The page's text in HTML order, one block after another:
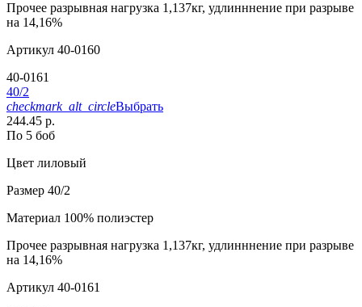
Прочее разрывная нагрузка 1,137кг, удлинннение при разрыве
на 14,16%
Артикул 40-0160
40-0161
40/2
checkmark_alt_circleВыбрать
244.45 р.
По 5 боб
Цвет лиловый
Размер 40/2
Материал 100% полиэстер
Прочее разрывная нагрузка 1,137кг, удлинннение при разрыве
на 14,16%
Артикул 40-0161